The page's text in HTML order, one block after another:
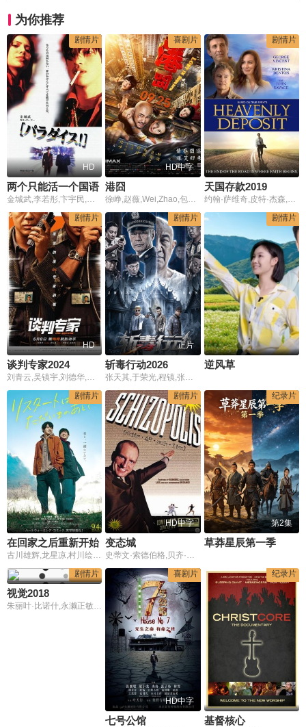
为你推荐
剧情片
HD
两个只能活一个国语
金城武,李若彤,卞宇民,赵志诚,蔡枫华,林雪,李道谕,王均康
喜剧片
HD中字
港囧
徐峥,赵薇,Wei,Zhao,包贝尔,杜鹃,葛民辉,李灿森,潘虹,赵有亮,朱媛媛,王迅,冯勉恒,王晶,叶竞生,林晓峰,车保罗,苑琼丹,林雪,江约诚,郑丹瑞,田启文,吴耀汉,林路迪,詹瑞文,庄锶敏,陶虹
剧情片
天国存款2019
约翰·萨维奇,皮特·杰森,巴里·范·戴克,艾拉·乔伊,邦尼·赫尔曼
剧情片
HD
谈判专家2024
刘青云,吴镇宇,刘德华,苗侨伟,姜皓文,彭秀慧,周文健,颜卓灵,杨伟伦,郑则仕,韦罗莎,洪天明,黄德斌,卢惠光,朱柏谦,黄又南,朱鉴然
剧情片
正片
斩毒行动2026
张天其,于荣光,程镇,张冬,张宁江,姜超,石兆琪,纪海星,邵峰,纵昕芸,赵雷棋,池程,杨恒,左腾云,姜艺声,张瑞雪,琪格,雷景铄,黄信纲,胡笑源
剧情片
逆风草
剧情片
在回家之后重新开始
古川雄辉,龙星凉,村川绘梨,佐野岳,中岛博子,萤雪次朗,甲本雅裕,三浦理奈
剧情片
HD中字
变态城
史蒂文·索德伯格,贝齐·布兰特利,大卫·詹森
纪录片
第2集
草莽星辰第一季
剧情片
视觉2018
朱丽叶·比诺什,永濑正敏,岩田刚典
喜剧片
HD中字
七号公馆
纪录片
基督核心